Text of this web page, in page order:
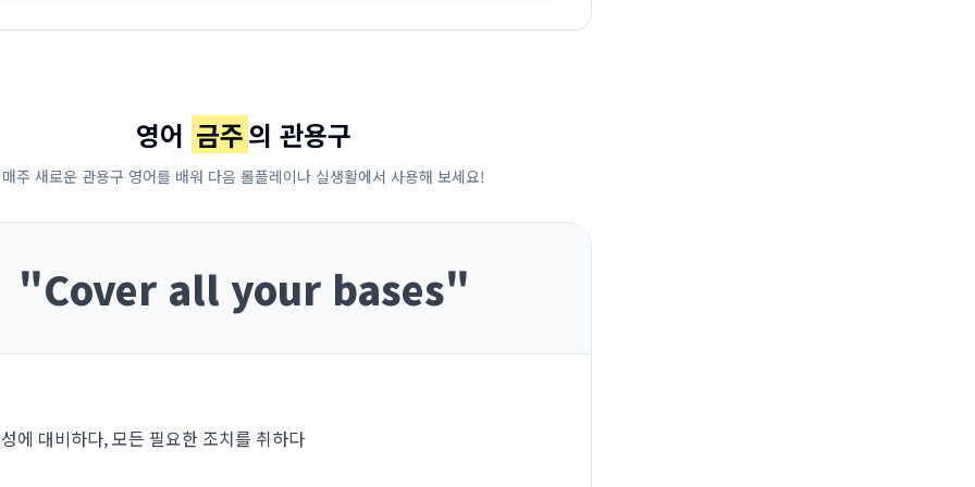
영어 금주의 관용구
매주 새로운 관용구 영어를 배워 다음 롤플레이나 실생활에서 사용해 보세요!
"Cover all your bases"
에 대비하다, 모든 필요한 조치를 취하다